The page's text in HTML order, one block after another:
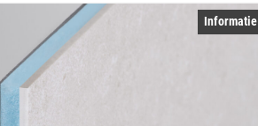
Informatie